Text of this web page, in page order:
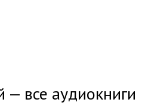
— все аудиокниги